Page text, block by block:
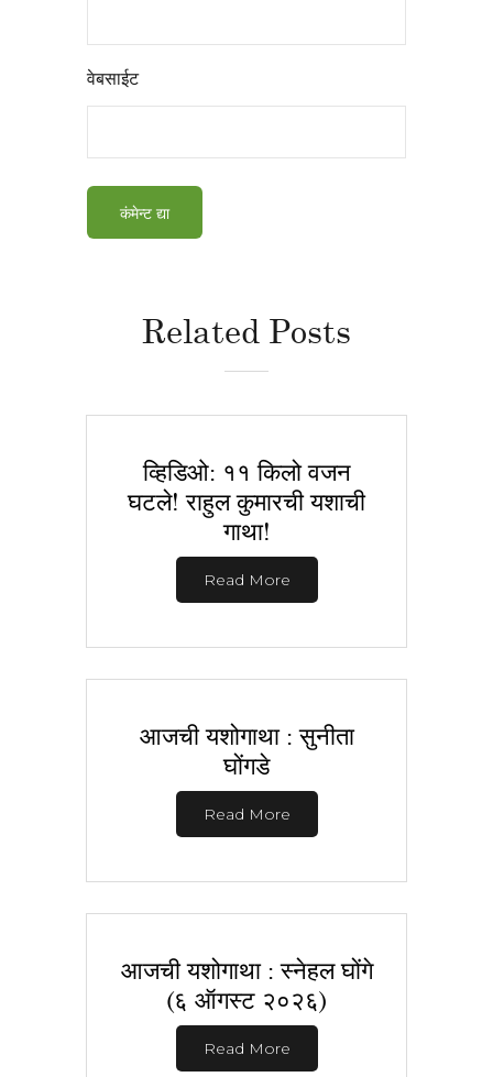
वेबसाईट
Related Posts
व्हिडिओ: ११ किलो वजन
घटले! राहुल कुमारची यशाची
गाथा!
Read More
आजची यशोगाथा : सुनीता
घोंगडे
Read More
आजची यशोगाथा : स्नेहल घोंगे
(६ ऑगस्ट २०२६)
Read More